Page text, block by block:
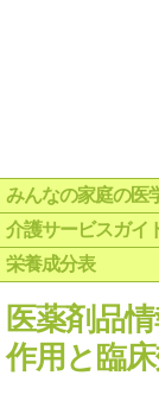
みんなの家庭の医
介護サービスガイ
栄養成分表
医薬剤品
作用と臨